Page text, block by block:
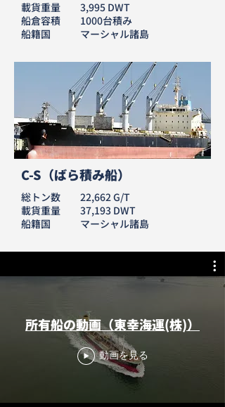
載貨重量 3,995 DWT
船倉容積 1000台積み
​船籍国 マーシャル諸島
C-S（ばら積み船）
総トン数 22,662 G/T
載貨重量 37,193 DWT
​船籍国 マーシャル諸島
所有船の動画（東幸海運(株)）
動画を見る